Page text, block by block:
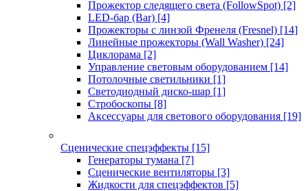
Прожектор следящего света (FollowSpot) [2]
LED-бар (Bar) [4]
Прожекторы с линзой Френеля (Fresnel) [14]
Линейные прожекторы (Wall Washer) [24]
Циклорама [2]
Управление световым оборудованием [14]
Потолочные светильники [1]
Светодиодный диско-шар [1]
Стробоскопы [8]
Аксессуары для светового оборудования [19]
Сценические спецэффекты [15]
Генераторы тумана [7]
Сценические вентиляторы [3]
Жидкости для спецэффектов [5]